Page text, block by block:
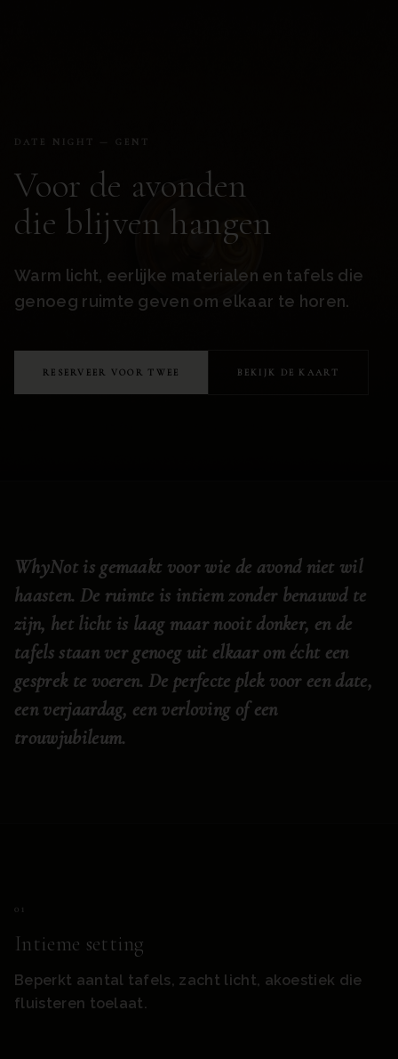
DATE NIGHT — GENT
Voor de avonden
die blijven hangen
Warm licht, eerlijke materialen en tafels die
genoeg ruimte geven om elkaar te horen.
RESERVEER VOOR TWEE BEKIJK DE KAART
WhyNot is gemaakt voor wie de avond niet wil
haasten. De ruimte is intiem zonder benauwd te
zijn, het licht is laag maar nooit donker, en de
tafels staan ver genoeg uit elkaar om écht een
gesprek te voeren. De perfecte plek voor een date,
een verjaardag, een verloving of een
trouwjubileum.
0 1
Intieme setting
Beperkt aantal tafels, zacht licht, akoestiek die
fluisteren toelaat.